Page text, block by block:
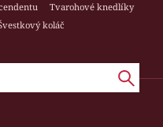
Tvarohové knedlíky
koláč